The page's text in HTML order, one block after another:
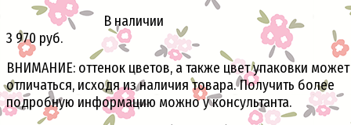
В наличии
3 970 руб.
ВНИМАНИЕ: оттенок цветов, а также цвет упаковки может
отличаться, исходя из наличия товара. Получить более
подробную информацию можно у консультанта.